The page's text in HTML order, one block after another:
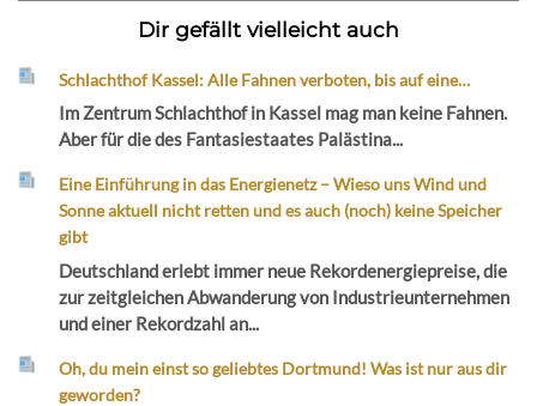
Dir gefällt vielleicht auch
Schlachthof Kassel: Alle Fahnen verboten, bis auf eine…
Im Zentrum Schlachthof in Kassel mag man keine Fahnen.
Aber für die des Fantasiestaates Palästina...
Eine Einführung in das Energienetz – Wieso uns Wind und
Sonne aktuell nicht retten und es auch (noch) keine Speicher
gibt
Deutschland erlebt immer neue Rekordenergiepreise, die
zur zeitgleichen Abwanderung von Industrieunternehmen
und einer Rekordzahl an...
Oh, du mein einst so geliebtes Dortmund! Was ist nur aus dir
geworden?